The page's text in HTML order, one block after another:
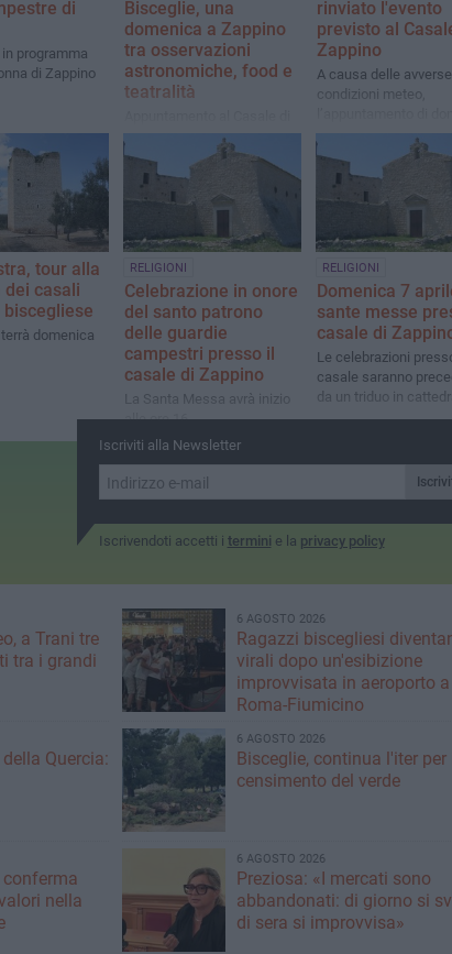
di
programma
di Zappino
Bisceglie, una
domenica a Zappino
tra osservazioni
astronomiche, food e
teatralità
Zappino domenica 22
settembre dalle ore 19.30
rinviato l'evento
previsto al
Zappino
A causa delle avverse
condizioni meteo,
18 agosto rinviato a
destinarsi
tour alla
dei casali
domenica
RELIGIONI
Celebrazione in onore
del santo patrono
delle guardie
campestri presso il
casale di Zappino
La Santa Messa avrà inizio
alle ore 16
RELIGIONI
Domenica 7
sante messe
casale di
Le celebrazioni
casale saranno
da un triduo in
Iscriviti alla Newsletter
Iscrivendoti accetti i termini e la privacy policy
a Trani tre
tra i grandi
6 AGOSTO 2026
Ragazzi biscegliesi
virali dopo un'esibizione
improvvisata in aeroporto a
Roma-Fiumicino
Quercia:
6 AGOSTO 2026
Bisceglie, continua l'iter per
censimento del verde
conferma
nella
6 AGOSTO 2026
Preziosa: «I mercati sono
abbandonati: di giorno si
di sera si improvvisa»